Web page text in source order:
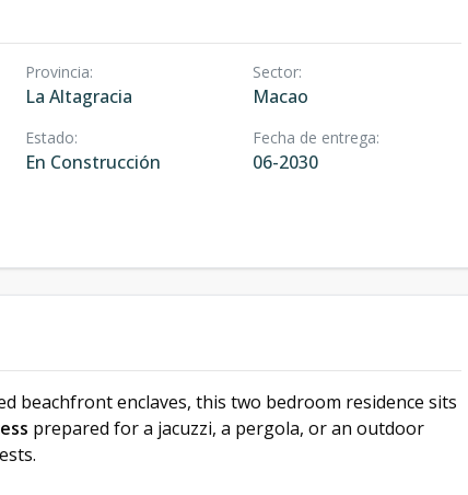
Provincia:
La Altagracia
Sector:
Macao
Estado:
En Construcción
Fecha de entrega:
06-2030
beachfront enclaves, this two bedroom residence sits
prepared for a jacuzzi, a pergola, or an outdoor